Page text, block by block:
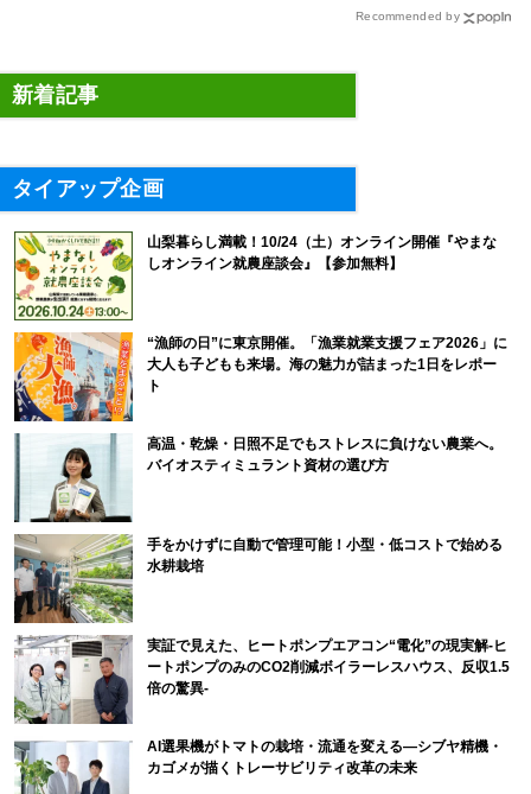
Recommended by
新着記事
タイアップ企画
山梨暮らし満載！10/24（土）オンライン開催『やまな
しオンライン就農座談会』【参加無料】
“漁師の日”に東京開催。「漁業就業支援フェア2026」に
大人も子どもも来場。海の魅力が詰まった1日をレポー
ト
高温・乾燥・日照不足でもストレスに負けない農業へ。
バイオスティミュラント資材の選び方
手をかけずに自動で管理可能！小型・低コストで始める
水耕栽培
実証で見えた、ヒートポンプエアコン“電化”の現実解-ヒ
ートポンプのみのCO2削減ボイラーレスハウス、反収1.5
倍の驚異-
AI選果機がトマトの栽培・流通を変える―シブヤ精機・
カゴメが描くトレーサビリティ改革の未来